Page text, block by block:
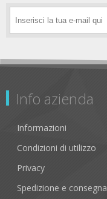
Info azienda
Informazioni
Condizioni di utilizzo
Privacy
Spedizione e consegna